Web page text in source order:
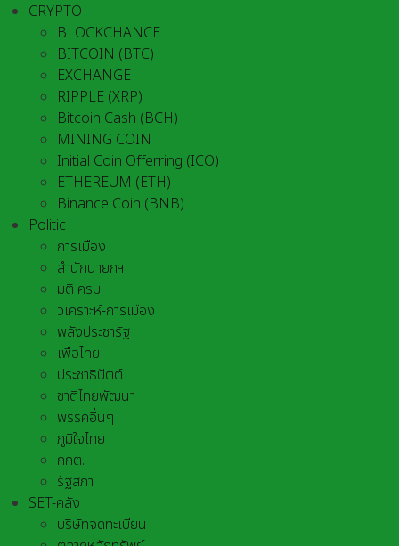
CRYPTO
BLOCKCHANCE
BITCOIN (BTC)
EXCHANGE
RIPPLE (XRP)
Bitcoin Cash (BCH)
MINING COIN
Initial Coin Offerring (ICO)
ETHEREUM (ETH)
Binance Coin (BNB)
Politic
การเมือง
สำนักนายกฯ
มติ ครม.
วิเคราะห์-การเมือง
พลังประชารัฐ
เพื่อไทย
ประชาธิปัตต์
ชาติไทยพัฒนา
พรรคอื่นๆ
ภูมิใจไทย
กกต.
รัฐสภา
SET-คลัง
บริษัทจดทะเบียน